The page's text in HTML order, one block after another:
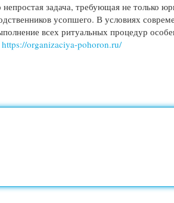
задача, требующая не только
усопшего. В условиях
всех ритуальных процедур
https://organizaciya-pohoron.ru/